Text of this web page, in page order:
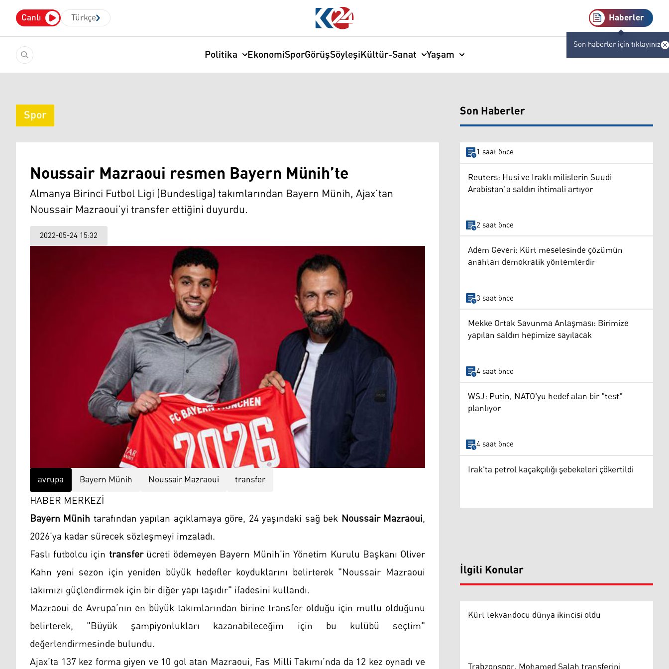
Canlı Türkçe Haberler
Son haberler için tıklayınız
Politika EkonomiSporGörüşSöyleşiKültür-Sanat Yaşam
Spor
Noussair Mazraoui resmen Bayern Münih’te
Almanya Birinci Futbol Ligi (Bundesliga) takımlarından Bayern Münih, Ajax’tan
Noussair Mazraoui’yi transfer ettiğini duyurdu.
2022-05-24 15:32
avrupa Bayern Münih Noussair Mazraoui transfer
HABER MERKEZİ
Bayern Münih tarafından yapılan açıklamaya göre, 24 yaşındaki sağ bek Noussair Mazraoui,
2026’ya kadar sürecek sözleşmeyi imzaladı.
Faslı futbolcu için transferücreti ödemeyen Bayern Münih’in Yönetim Kurulu Başkanı Oliver
Kahn yeni sezon için yeniden büyük hedefler koyduklarını belirterek "Noussair Mazraoui
takımızı güçlendirmek için bir diğer yapı taşıdır" ifadesini kullandı.
Mazraoui de Avrupa’nın en büyük takımlarından birine transfer olduğu için mutlu olduğunu
belirterek, "Büyük şampiyonlukları kazanabileceğim için bu kulübü seçtim"
değerlendirmesinde bulundu.
Ajax’ta 137 kez forma giyen ve 10 gol atan Mazraoui, Fas Milli Takımı’nda da 12 kez oynadı ve
Son Haberler
1 saat önce
Reuters: Husi ve Iraklı milislerin Suudi
Arabistan’a saldırı ihtimali artıyor
2 saat önce
Adem Geveri: Kürt meselesinde çözümün
anahtarı demokratik yöntemlerdir
3 saat önce
Mekke Ortak Savunma Anlaşması: Birimize
yapılan saldırı hepimize sayılacak
4 saat önce
WSJ: Putin, NATO'yu hedef alan bir "test"
planlıyor
4 saat önce
Irak'ta petrol kaçakçılığı şebekeleri çökertildi
İlgili Konular
Kürt tekvandocu dünya ikincisi oldu